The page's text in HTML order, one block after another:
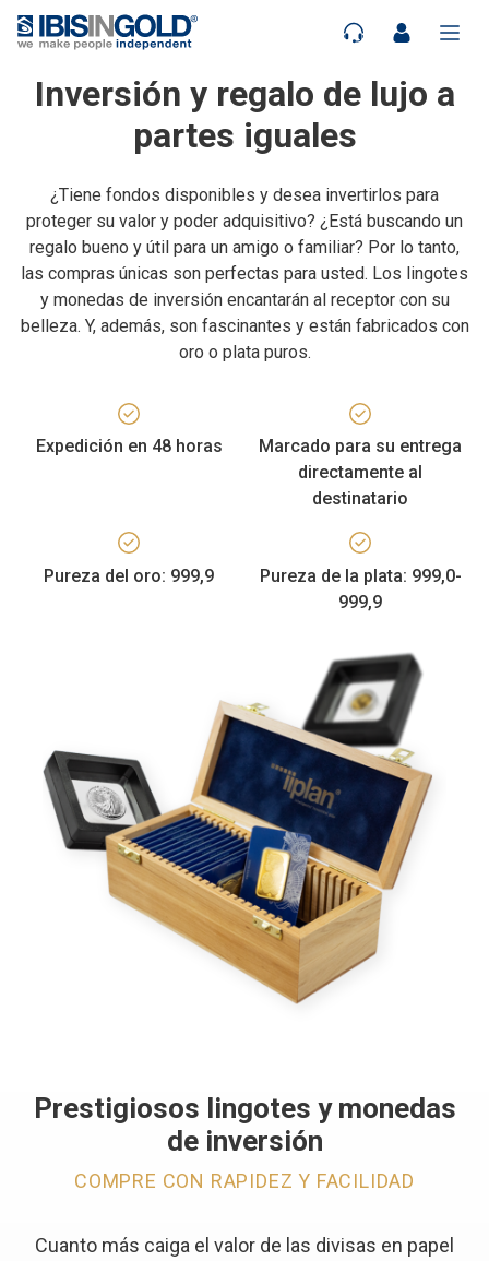
Inversión y regalo de lujo a
partes iguales
¿Tiene fondos disponibles y desea invertirlos para
proteger su valor y poder adquisitivo? ¿Está buscando un
regalo bueno y útil para un amigo o familiar? Por lo tanto,
las compras únicas son perfectas para usted. Los lingotes
y monedas de inversión encantarán al receptor con su
belleza. Y, además, son fascinantes y están fabricados con
oro o plata puros.
Expedición en 48 horas
Marcado para su entrega
directamente al
destinatario
Pureza del oro: 999,9
Pureza de la plata: 999,0-
999,9
Prestigiosos lingotes y monedas
de inversión
COMPRE CON RAPIDEZ Y FACILIDAD
Cuanto más caiga el valor de las divisas en papel